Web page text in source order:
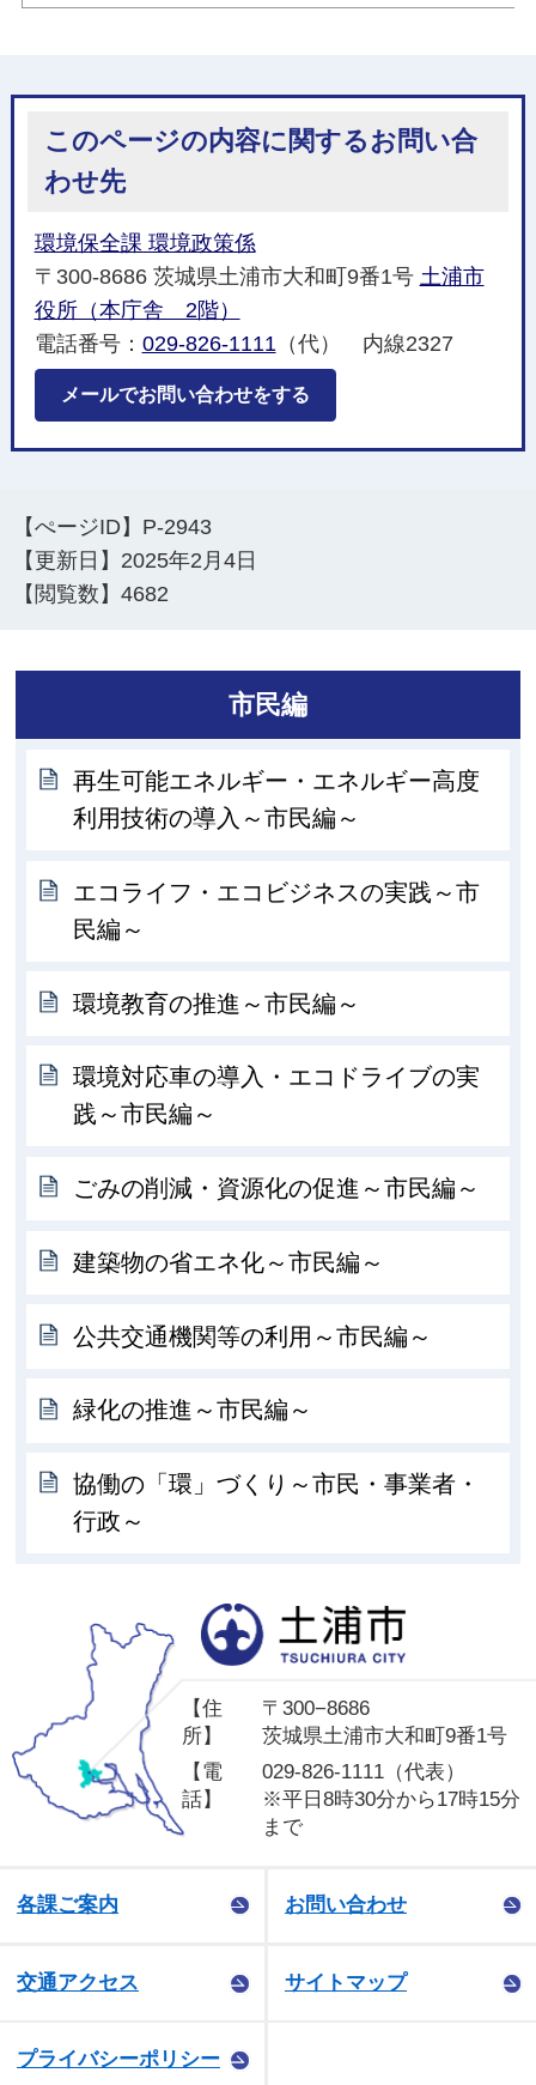
このページの内容に関するお問い合
わせ先
環境保全課 環境政策係
〒300-8686 茨城県土浦市大和町9番1号 土浦市
役所（本庁舎 2階）
電話番号： 029-826-1111 （代） 内線2327
メールでお問い合わせをする
【ぺージID】 P-2943
【更新日】 2025年2月4日
【閲覧数】4682
市民編
再生可能エネルギー・エネルギー高度
利用技術の導入～市民編～
エコライフ・エコビジネスの実践～市
民編～
環境教育の推進～市民編～
環境対応車の導入・エコドライブの実
践～市民編～
ごみの削減・資源化の促進～市民編～
建築物の省エネ化～市民編～
公共交通機関等の利用～市民編～
緑化の推進～市民編～
協働の「環」づくり～市民・事業者・
行政～
【住
所】
〒300−8686
茨城県土浦市大和町9番1号
【電
話】
029-826-1111（代表）
※平日8時30分から17時15分
まで
各課ご案内 お問い合わせ
交通アクセス サイトマップ
プライバシーポリシー